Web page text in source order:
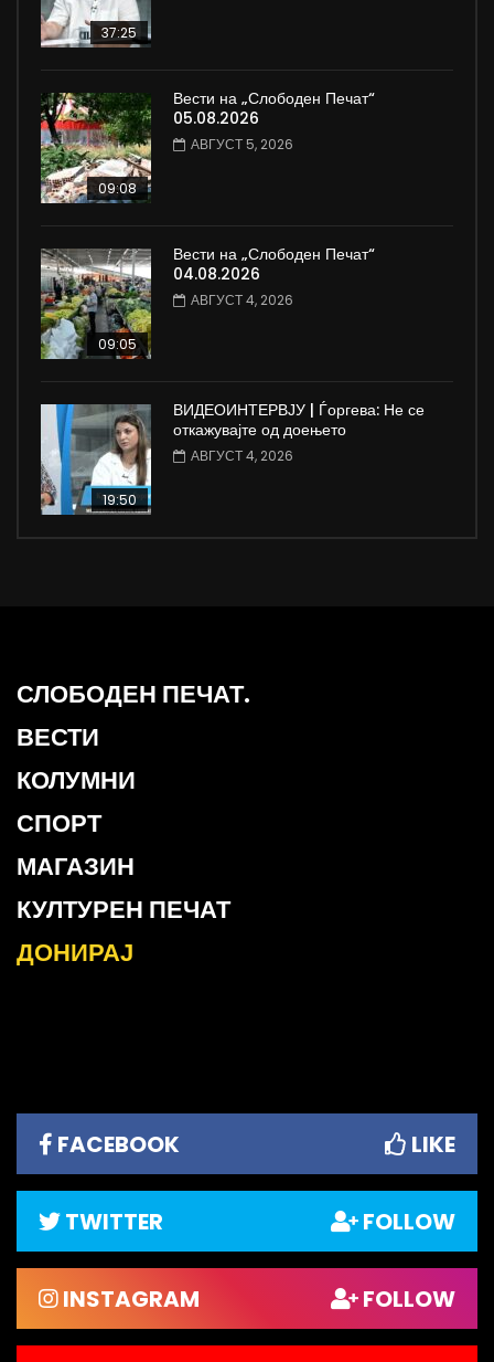
37:25
09:08
Вести на „Слободен Печат“
05.08.2026
АВГУСТ 5, 2026
09:05
Вести на „Слободен Печат“
04.08.2026
АВГУСТ 4, 2026
19:50
ВИДЕОИНТЕРВЈУ | Ѓоргева: Не се
откажувајте од доењето
АВГУСТ 4, 2026
СЛОБОДЕН ПЕЧАТ.
ВЕСТИ
КОЛУМНИ
СПОРТ
МАГАЗИН
КУЛТУРЕН ПЕЧАТ
ДОНИРАЈ
FACEBOOK LIKE
TWITTER FOLLOW
INSTAGRAM FOLLOW